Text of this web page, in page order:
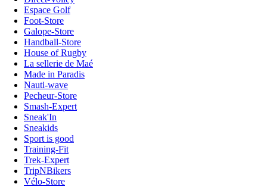
Espace Golf
Foot-Store
Galope-Store
Handball-Store
House of Rugby
La sellerie de Maé
Made in Paradis
Nauti-wave
Pecheur-Store
Smash-Expert
Sneak'In
Sneakids
Sport is good
Training-Fit
Trek-Expert
TripNBikers
Vélo-Store